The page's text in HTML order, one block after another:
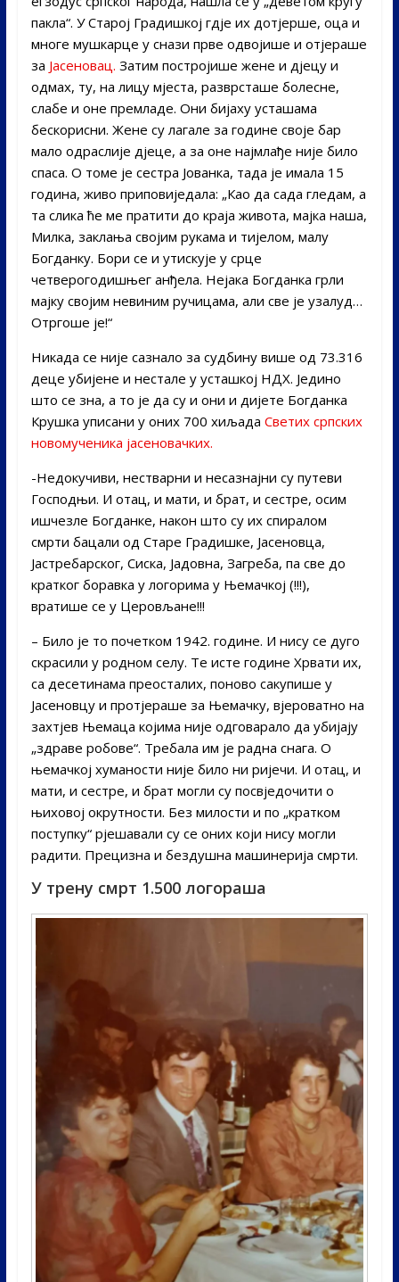
пакла“. У Старој Градишкој гдје их дотјерше, оца и
многе мушкарце у снази прве одвојише и отјераше
за Јасеновац. Затим постројише жене и дјецу и
одмах, ту, на лицу мјеста, разврсташе болесне,
слабе и оне премладе. Они бијаху усташама
бескорисни. Жене су лагале за године своје бар
мало одраслије дјеце, а за оне најмлађе није било
спаса. О томе је сестра Јованка, тада је имала 15
година, живо приповиједала: „Као да сада гледам, а
та слика ће ме пратити до краја живота, мајка наша,
Милка, заклања својим рукама и тијелом, малу
Богданку. Бори се и утискује у срце
четверогодишњег анђела. Нејака Богданка грли
мајку својим невиним ручицама, али све је узалуд…
Отргоше је!“
Никада се није сазнало за судбину више од 73.316
деце убијене и нестале у усташкој НДХ. Једино
што се зна, а то је да су и они и дијете Богданка
Крушка уписани у оних 700 хиљада Светих српских
новомученика јасеновачких.
-Недокучиви, нестварни и несазнајни су путеви
Господњи. И отац, и мати, и брат, и сестре, осим
ишчезле Богданке, након што су их спиралом
смрти бацали од Старе Градишке, Јасеновца,
Јастребарског, Сиска, Јадовна, Загреба, па све до
кратког боравка у логорима у Њемачкој (!!!),
вратише се у Церовљане!!!
– Било је то почетком 1942. године. И нису се дуго
скрасили у родном селу. Те исте године Хрвати их,
са десетинама преосталих, поново сакупише у
Јасеновцу и протјераше за Њемачку, вјероватно на
захтјев Њемаца којима није одговарало да убијају
„здраве робове“. Требала им је радна снага. О
њемачкој хуманости није било ни ријечи. И отац, и
мати, и сестре, и брат могли су посвједочити о
њиховој окрутности. Без милости и по „кратком
поступку“ рјешавали су се оних који нису могли
радити. Прецизна и бездушна машинерија смрти.
У трену смрт 1.500 логораша